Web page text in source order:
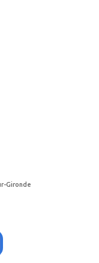
Gironde